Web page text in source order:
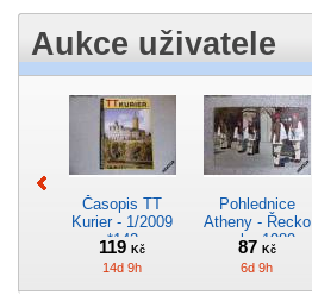
Aukce uživatele
Časopis TT
Kurier - 1/2009
*142
119Kč
14d 9h
Pohlednice
Atheny - Řecko
z roku 1989.
Nová nepoužitá
*5019
87 Kč
6d 9h